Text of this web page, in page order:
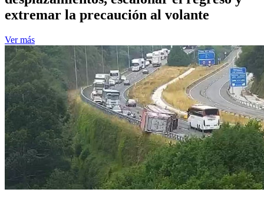
extremar la precaución al volante
Ver más